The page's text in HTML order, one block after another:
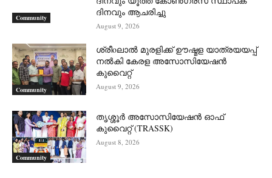
Community
ദിനവും ആചരിച്ചു
August 9, 2026
Community
ശ്രീoലാൽ മുരളിക്ക് ഊഷ്മള യാത്രയയപ്പ്
നൽകി കേരള അസോസിയേഷൻ
കുവൈറ്റ്
August 9, 2026
Community
തൃശ്ശൂർ അസോസിയേഷൻ ഓഫ്
കുവൈറ്റ്‌ (TRASSK)
August 8, 2026